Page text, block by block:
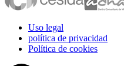
Uso legal
política de privacidad
Política de cookies